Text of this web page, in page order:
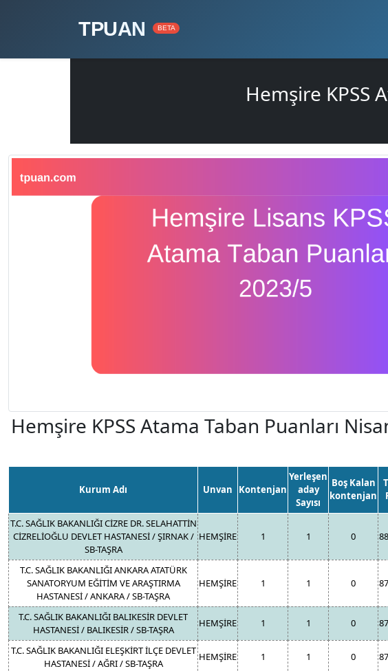
TPUAN BETA
Hemşire KPSS
Hemşire KPSS Atama Taban Puanları
Kurum Adı Unvan Kontenjan
Yerleşen
aday
Sayısı
Boş Kalan
kontenjan
T.C. SAĞLIK BAKANLIĞI CİZRE DR. SELAHATTİN
CİZRELİOĞLU DEVLET HASTANESİ / ŞIRNAK /
SB-TAŞRA
HEMŞİRE 1 1 0
T.C. SAĞLIK BAKANLIĞI ANKARA ATATÜRK
SANATORYUM EĞİTİM VE ARAŞTIRMA
HASTANESİ / ANKARA / SB-TAŞRA
HEMŞİRE 1 1 0
T.C. SAĞLIK BAKANLIĞI BALIKESİR DEVLET
HASTANESİ / BALIKESİR / SB-TAŞRA
HEMŞİRE 1 1 0
T.C. SAĞLIK BAKANLIĞI ELEŞKİRT İLÇE DEVLET
HASTANESİ / AĞRI / SB-TAŞRA
HEMŞİRE 1 1 0